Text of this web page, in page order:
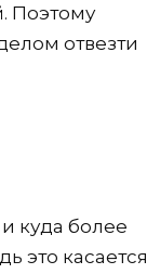
Поэтому
отвезти
куда более
это касается